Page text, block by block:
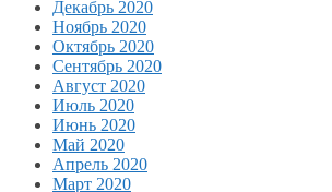
Декабрь 2020
Ноябрь 2020
Октябрь 2020
Сентябрь 2020
Август 2020
Июль 2020
Июнь 2020
Май 2020
Апрель 2020
Март 2020